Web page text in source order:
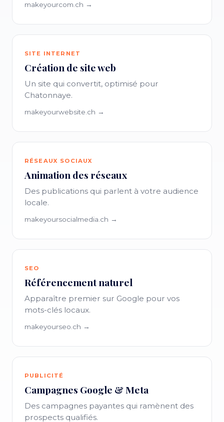
makeyourcom.ch →
SITE INTERNET
Création de site web
Un site qui convertit, optimisé pour
Chatonnaye.
makeyourwebsite.ch →
RÉSEAUX SOCIAUX
Animation des réseaux
Des publications qui parlent à votre audience
locale.
makeyoursocialmedia.ch →
SEO
Référencement naturel
Apparaître premier sur Google pour vos
mots-clés locaux.
makeyourseo.ch →
PUBLICITÉ
Campagnes Google & Meta
Des campagnes payantes qui ramènent des
prospects qualifiés.